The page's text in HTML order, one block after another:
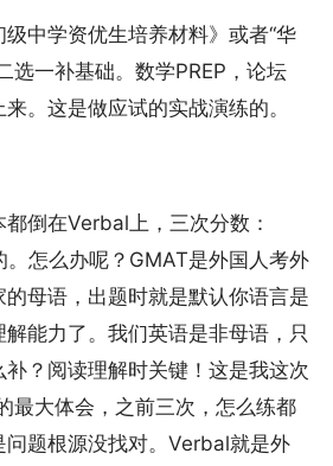
中学资优生培养材料》或者“华
选一补基础。数学PREP，论坛
。这是做应试的实战演练的。
倒在Verbal上，三次分数：
怎么办呢？GMAT是外国人考外
的母语，出题时就是默认你语言是
能力了。我们英语是非母语，只
？阅读理解时关键！这是我这次
最大体会，之前三次，怎么练都
问题根源没找对。Verbal就是外